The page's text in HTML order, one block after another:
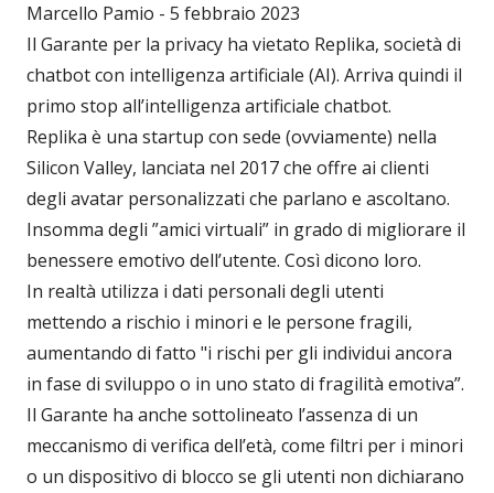
Marcello Pamio - 5 febbraio 2023
Il Garante per la privacy ha vietato Replika, società di
chatbot con intelligenza artificiale (AI). Arriva quindi il
primo stop all’intelligenza artificiale chatbot.
Replika è una startup con sede (ovviamente) nella
Silicon Valley, lanciata nel 2017 che offre ai clienti
degli avatar personalizzati che parlano e ascoltano.
Insomma degli ”amici virtuali” in grado di migliorare il
benessere emotivo dell’utente. Così dicono loro.
In realtà utilizza i dati personali degli utenti
mettendo a rischio i minori e le persone fragili,
aumentando di fatto "i rischi per gli individui ancora
in fase di sviluppo o in uno stato di fragilità emotiva”.
Il Garante ha anche sottolineato l’assenza di un
meccanismo di verifica dell’età, come filtri per i minori
o un dispositivo di blocco se gli utenti non dichiarano